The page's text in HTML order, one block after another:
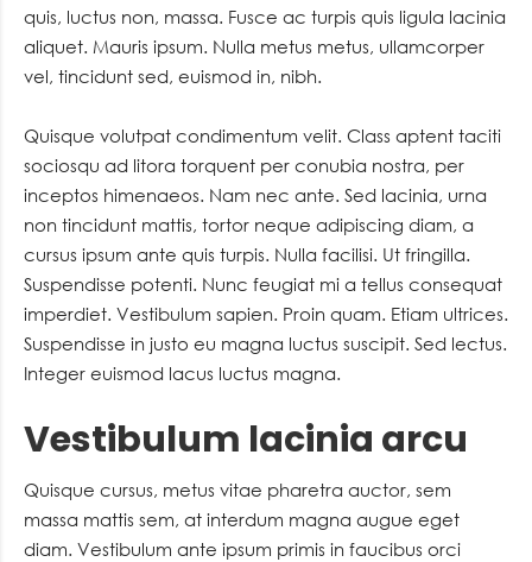
quis, luctus non, massa. Fusce ac turpis quis ligula lacinia
aliquet. Mauris ipsum. Nulla metus metus, ullamcorper
vel, tincidunt sed, euismod in, nibh.
Quisque volutpat condimentum velit. Class aptent taciti
sociosqu ad litora torquent per conubia nostra, per
inceptos himenaeos. Nam nec ante. Sed lacinia, urna
non tincidunt mattis, tortor neque adipiscing diam, a
cursus ipsum ante quis turpis. Nulla facilisi. Ut fringilla.
Suspendisse potenti. Nunc feugiat mi a tellus consequat
imperdiet. Vestibulum sapien. Proin quam. Etiam ultrices.
Suspendisse in justo eu magna luctus suscipit. Sed lectus.
Integer euismod lacus luctus magna.
Vestibulum lacinia arcu
Quisque cursus, metus vitae pharetra auctor, sem
massa mattis sem, at interdum magna augue eget
diam. Vestibulum ante ipsum primis in faucibus orci